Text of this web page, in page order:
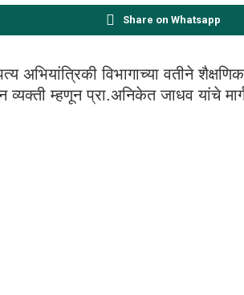
Share on Whatsapp
अभियांत्रिकी विभागाच्या वतीने
म्हणून प्रा.अनिकेत जाधव यांचे